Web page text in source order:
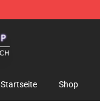
Startseite Shop